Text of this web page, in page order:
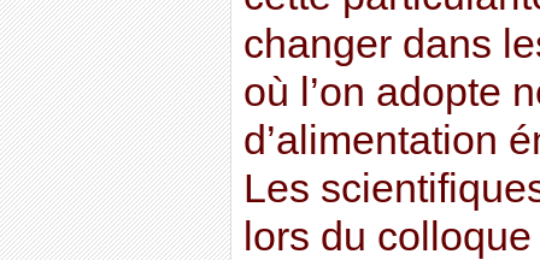
changer dans
où l’on adopte
d’alimentation
Les
lors du